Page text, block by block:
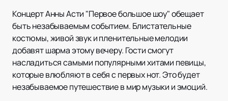
Концерт Анны Асти "Первое большое шоу" обещает
быть незабываемым событием. Блистательные
костюмы, живой звук и пленительные мелодии
добавят шарма этому вечеру. Гости смогут
насладиться самыми популярными хитами певицы,
которые влюбляют в себя с первых нот. Это будет
незабываемое путешествие в мир музыки и эмоций.